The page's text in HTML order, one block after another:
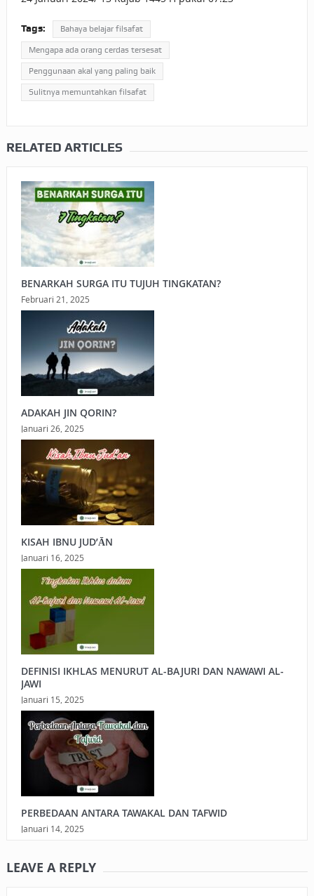
Tags: Bahaya belajar filsafat
Mengapa ada orang cerdas tersesat
Penggunaan akal yang paling baik
Sulitnya memuntahkan filsafat
RELATED ARTICLES
BENARKAH SURGA ITU TUJUH TINGKATAN?
Februari 21, 2025
ADAKAH JIN QORIN?
Januari 26, 2025
KISAH IBNU JUD’ĀN
Januari 16, 2025
DEFINISI IKHLAS MENURUT AL-BAJURI DAN NAWAWI AL-
JAWI
Januari 15, 2025
PERBEDAAN ANTARA TAWAKAL DAN TAFWID
Januari 14, 2025
LEAVE A REPLY